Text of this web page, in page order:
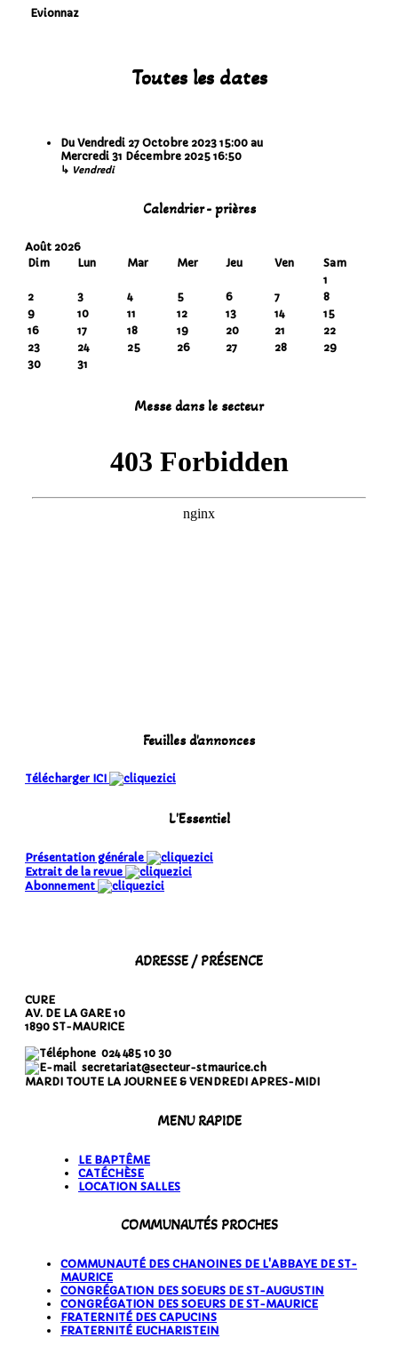
Evionnaz
Toutes les dates
Du Vendredi 27 Octobre 2023 15:00 au
Mercredi 31 Décembre 2025 16:50
↳ Vendredi
Calendrier - prières
Août 2026
Dim
Lun Mar Mer Jeu Ven
Sam
1
2
3 4 5 6 7
8
9
10 11 12 13 14
15
16
17 18 19 20 21
22
23
24 25 26 27 28
29
30
31
Messe dans le secteur
Feuilles d'annonces
Télécharger ICI
L'Essentiel
Présentation générale
Extrait de la revue
Abonnement
ADRESSE / PRÉSENCE
CURE
AV. DE LA GARE 10
1890 ST-MAURICE
024 485 10 30
secretariat@secteur-stmaurice.ch
MARDI TOUTE LA JOURNEE & VENDREDI APRES-MIDI
MENU RAPIDE
LE BAPTÊME
CATÉCHÈSE
LOCATION SALLES
COMMUNAUTÉS PROCHES
COMMUNAUTÉ DES CHANOINES DE L'ABBAYE DE ST-
MAURICE
CONGRÉGATION DES SOEURS DE ST-AUGUSTIN
CONGRÉGATION DES SOEURS DE ST-MAURICE
FRATERNITÉ DES CAPUCINS
FRATERNITÉ EUCHARISTEIN